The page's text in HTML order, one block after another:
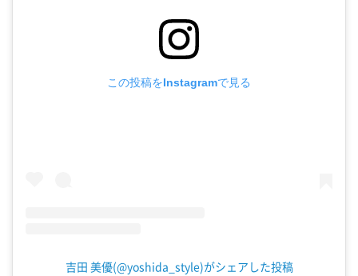
この投稿をInstagramで見る
吉田 美優(@yoshida_style)がシェアした投稿